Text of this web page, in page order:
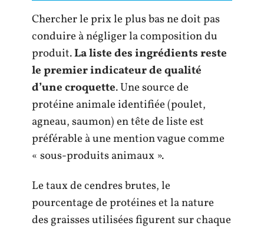
Chercher le prix le plus bas ne doit pas
conduire à négliger la composition du
produit.La liste des ingrédients reste
le premier indicateur de qualité
d’une croquette. Une source de
protéine animale identifiée (poulet,
agneau, saumon) en tête de liste est
préférable à une mention vague comme
« sous-produits animaux ».
Le taux de cendres brutes, le
pourcentage de protéines et la nature
des graisses utilisées figurent sur chaque